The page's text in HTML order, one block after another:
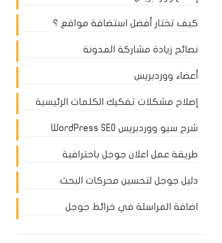
كيف تختار أفضل استضافة مواقع ؟
نصائح زيادة مشاركة المدونة
أعضاء ووردبريس
إصلاح مشكلات تفكيك الكلمات الرئيسية
شرح سيو ووردبريس WordPress SEO
طريقة عمل اعلان جوجل باحترافية
دليل جوجل لتحسين محركات البحث
اضافة المراسلة في خرائط جوجل